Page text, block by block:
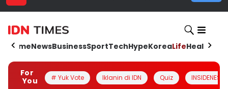
HomeNewsBusinessSportTechHypeKoreaLifeHealth
For
You
# Yuk Vote Iklanin di IDN Quiz INSIDENESIA